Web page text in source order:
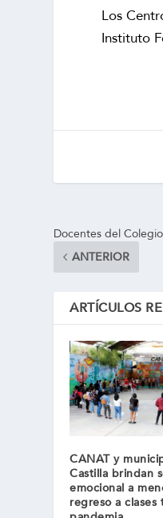
Los
Instituto
Docentes del
ANTERIOR
ARTÍCULOS
CANAT y
Castilla brindan
emocional a
regreso a clases